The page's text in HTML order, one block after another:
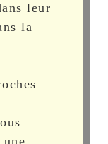
leur
la